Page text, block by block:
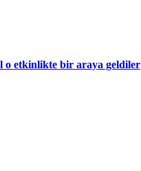
o etkinlikte bir araya geldiler